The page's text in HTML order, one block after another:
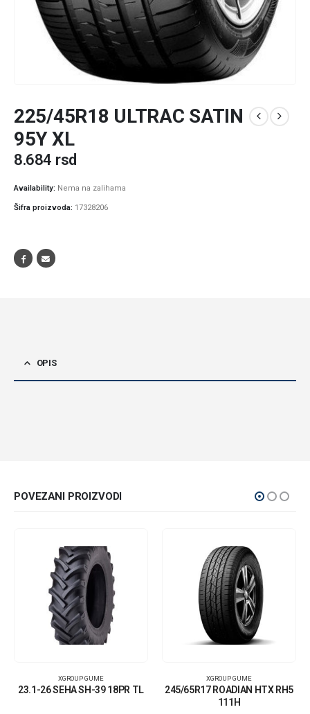
225/45R18 ULTRAC SATIN
95Y XL
8.684 rsd
Availability: Nema na zalihama
Šifra proizvoda: 17328206
OPIS
POVEZANI PROIZVODI
XGROUP GUME
23.1-26 SEHA SH-39 18PR TL
XGROUP GUME
245/65R17 ROADIAN HTX RH5
111H